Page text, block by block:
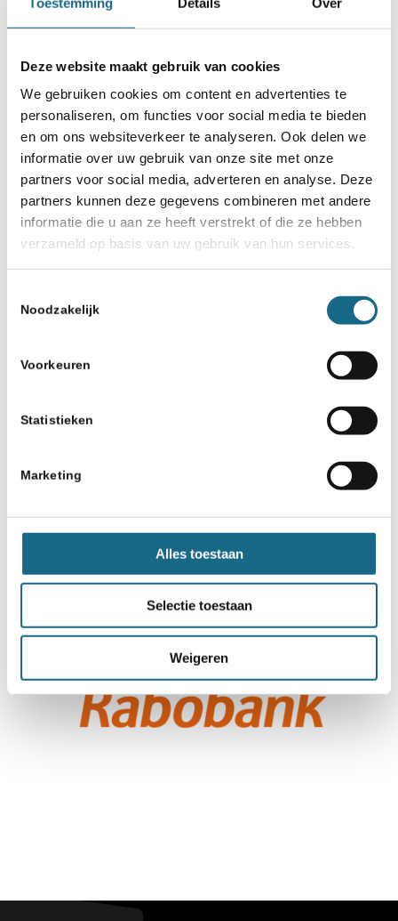
Deze website maakt gebruik van cookies
We gebruiken cookies om content en advertenties te
personaliseren, om functies voor social media te bieden
en om ons websiteverkeer te analyseren. Ook delen we
informatie over uw gebruik van onze site met onze
partners voor social media, adverteren en analyse. Deze
partners kunnen deze gegevens combineren met andere
informatie die u aan ze heeft verstrekt of die ze hebben
verzameld op basis van uw gebruik van hun services.
Noodzakelijk
Voorkeuren
Statistieken
Marketing
Alles toestaan
Selectie toestaan
Weigeren